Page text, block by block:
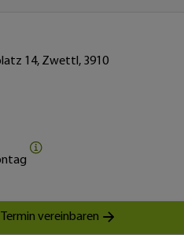
14, Zwettl, 3910
vereinbaren